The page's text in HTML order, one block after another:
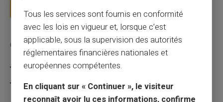
Lire la suite
Catégories
Carte prépayée
Escroquerie
Tous les services sont fournis en conformité
avec les lois en vigueur et, lorsque c’est
applicable, sous la supervision des autorités
réglementaires financières nationales et
européennes compétentes.
En cliquant sur « Continuer », le visiteur
reconnaît avoir lu ces informations, confirme